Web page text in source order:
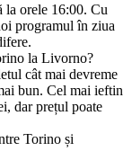
orele 16:00. Cu
programul în ziua
la Livorno?
cât mai devreme
bun. Cel mai ieftin
dar prețul poate
Torino și